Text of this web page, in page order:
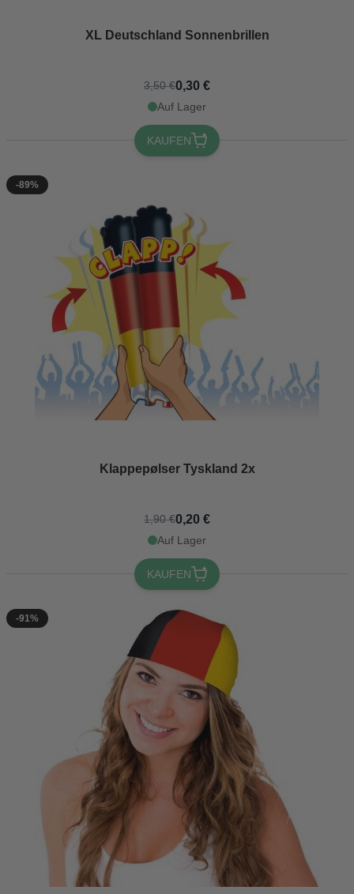
XL Deutschland Sonnenbrillen
3,50 €0,30 €
Auf Lager
KAUFEN
-89%
Klappepølser Tyskland 2x
1,90 €0,20 €
Auf Lager
KAUFEN
-91%